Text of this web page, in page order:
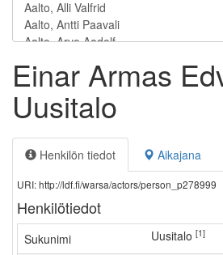
Einar Armas
Uusitalo
Henkilön tiedot Aikajana
URI: http://ldf.fi/warsa/actors/person_p278999
Henkilötiedot
Sukunimi Uusitalo [1]